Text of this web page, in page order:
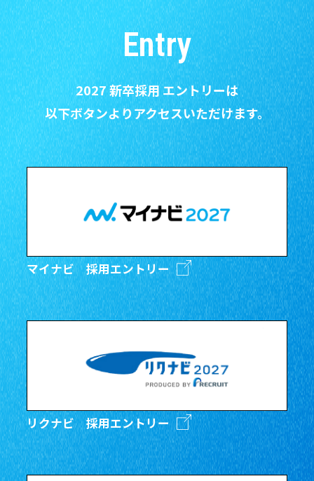
Entry
2027 新卒⁩採用 エントリーは
以下ボタンよりアクセスいただけます。
マイナビ 採用エントリー
リクナビ 採用エントリー